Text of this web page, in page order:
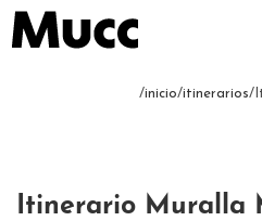
/inicio/itinerarios/
Itinerario Muralla